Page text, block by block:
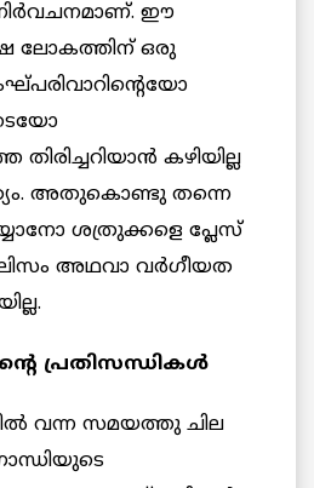
ഈ
ലോകത്തിന് ഒരു
കഴിയില്ല
അതുകൊണ്ടു തന്നെ
ശത്രുക്കളെ പ്ലേസ്
അഥവാ വർഗീയത
പ്രതിസന്ധികൾ
വന്ന സമയത്തു ചില